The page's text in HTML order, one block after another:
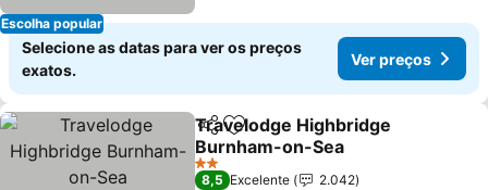
Escolha popular
Selecione as datas para ver os preços
exatos.
Ver preços
PartilharAdicionar aos favoritos
Travelodge Highbridge
Burnham-on-Sea
2 Estrelas
8,5 Excelente
2.042